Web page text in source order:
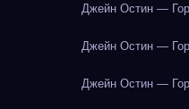
Джейн Остин —
Джейн Остин —
Джейн Остин —